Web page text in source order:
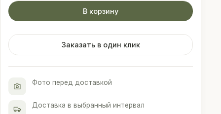
Сет
1028
В корзину
Заказать в один клик
Фото перед доставкой
Доставка в выбранный интервал